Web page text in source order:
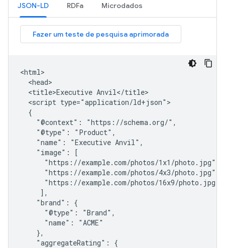
JSON-LD RDFa Microdados
<html>
  <head>
  <title>Executive Anvil</title>
  <script type="application/ld+json">
  {
    "@context": "https://schema.org/",
    "@type": "Product",
    "name": "Executive Anvil",
    "image": [
      "https://example.com/photos/1x1/photo.jpg",
      "https://example.com/photos/4x3/photo.jpg",
      "https://example.com/photos/16x9/photo.jpg"
     ],
    "brand": {
      "@type": "Brand",
      "name": "ACME"
    },
    "aggregateRating": {